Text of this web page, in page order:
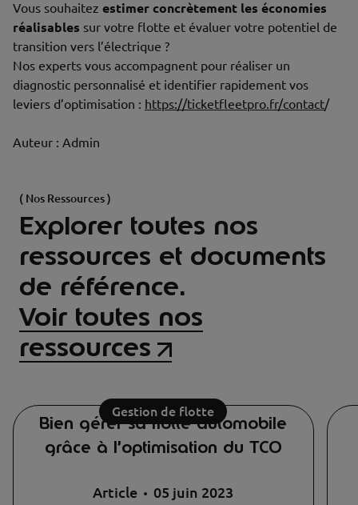
Vous souhaitez estimer concrètement les économies
réalisables sur votre flotte et évaluer votre potentiel de
transition vers l’électrique ?
Nos experts vous accompagnent pour réaliser un
diagnostic personnalisé et identifier rapidement vos
leviers d’optimisation : https://ticketfleetpro.fr/contact/
Auteur : Admin
( Nos Ressources )
Explorer toutes nos
ressources et documents
de référence.
Voir toutes nos
ressources
Gestion de flotte
Bien gérer sa flotte automobile
grâce à l’optimisation du TCO
Article 05 juin 2023